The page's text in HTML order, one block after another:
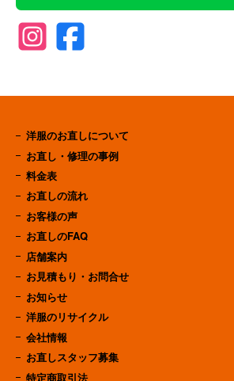
洋服のお直しについて
お直し・修理の事例
料金表
お直しの流れ
お客様の声
お直しのFAQ
店舗案内
お見積もり・お問合せ
お知らせ
洋服のリサイクル
会社情報
お直しスタッフ募集
特定商取引法